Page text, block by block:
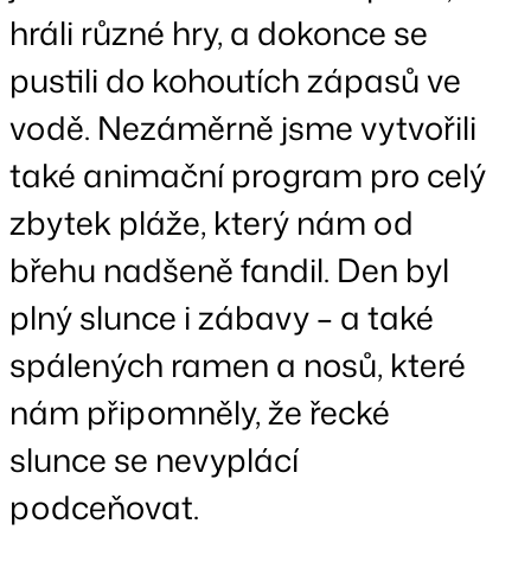
hráli různé hry, a dokonce se
pustili do kohoutích zápasů ve
vodě. Nezáměrně jsme vytvořili
také animační program pro celý
zbytek pláže, který nám od
břehu nadšeně fandil. Den byl
plný slunce i zábavy – a také
spálených ramen a nosů, které
nám připomněly, že řecké
slunce se nevyplácí
podceňovat.